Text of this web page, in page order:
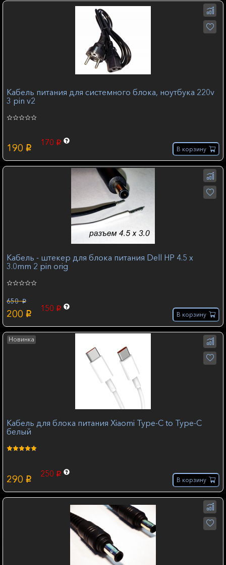
Кабель питания для системного блока, ноутбука 220v
3 pin v2
190 p
170 p
В корзину
Кабель - штекер для блока питания Dell HP 4.5 x
3.0mm 2 pin orig
650 p
200 p
150 p
В корзину
Новинка
Кабель для блока питания Xiaomi Type-C to Type-C
белый
290 p
250 p
В корзину